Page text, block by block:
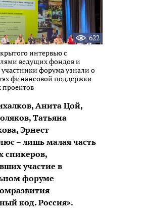
622
интервью с
ведущих фондов и
форума узнали о
финансовой поддержки
проектов
Анита Цой,
Татьяна
Эрнест
– лишь малая часть
спикеров,
участие в
форуме
код. Россия».